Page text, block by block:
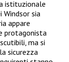
istituzionale
Windsor sia
appare
protagonista
ma si
sicurezza